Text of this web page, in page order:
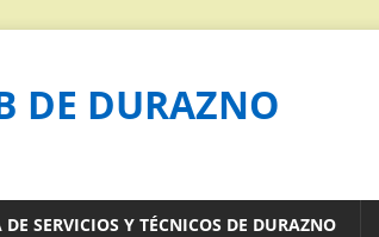
DE DURAZNO
SERVICIOS Y TÉCNICOS DE DURAZNO